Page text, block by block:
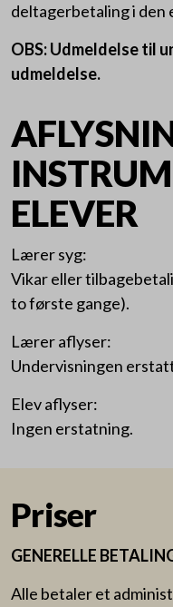
deltagerbetaling i
OBS: Udmeldelse til
udmeldelse.
ELEVER
Lærer syg:
Vikar eller
to første gange).
Lærer aflyser:
Undervisningen
Elev aflyser:
Ingen erstatning.
Priser
GENERELLE
Alle betaler et